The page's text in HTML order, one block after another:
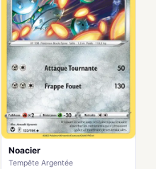
Noacier
Tempête Argentée